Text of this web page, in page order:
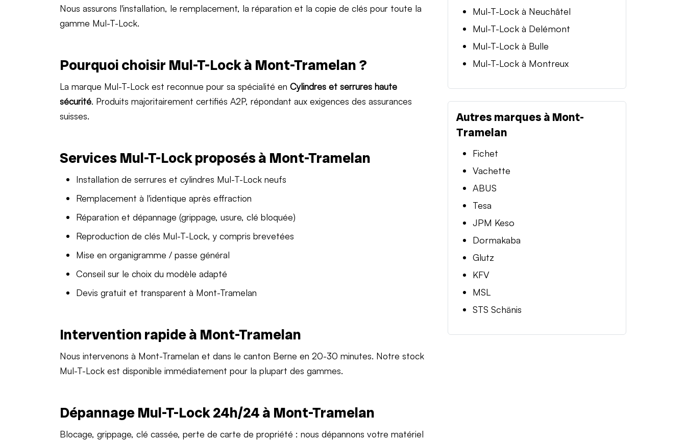
Nous assurons l'installation, le remplacement, la réparation et la copie de clés pour toute la
gamme Mul-T-Lock.
Pourquoi choisir Mul-T-Lock à Mont-Tramelan ?
La marque Mul-T-Lock est reconnue pour sa spécialité en Cylindres et serrures haute
sécurité. Produits majoritairement certifiés A2P, répondant aux exigences des assurances
suisses.
Services Mul-T-Lock proposés à Mont-Tramelan
Installation de serrures et cylindres Mul-T-Lock neufs
Remplacement à l'identique après effraction
Réparation et dépannage (grippage, usure, clé bloquée)
Reproduction de clés Mul-T-Lock, y compris brevetées
Mise en organigramme / passe général
Conseil sur le choix du modèle adapté
Devis gratuit et transparent à Mont-Tramelan
Intervention rapide à Mont-Tramelan
Nous intervenons à Mont-Tramelan et dans le canton Berne en 20-30 minutes. Notre stock
Mul-T-Lock est disponible immédiatement pour la plupart des gammes.
Dépannage Mul-T-Lock 24h/24 à Mont-Tramelan
Blocage, grippage, clé cassée, perte de carte de propriété : nous dépannons votre matériel
Mul-T-Lock à Neuchâtel
Mul-T-Lock à Delémont
Mul-T-Lock à Bulle
Mul-T-Lock à Montreux
Autres marques à Mont-
Tramelan
Fichet
Vachette
ABUS
Tesa
JPM Keso
Dormakaba
Glutz
KFV
MSL
STS Schänis